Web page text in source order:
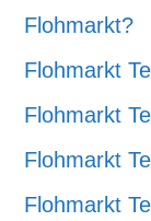
Flohmarkt?
Flohmarkt
Flohmarkt
Flohmarkt
Flohmarkt